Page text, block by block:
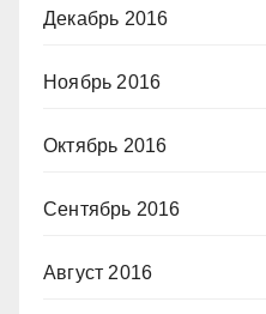
Декабрь 2016
Ноябрь 2016
Октябрь 2016
Сентябрь 2016
Август 2016